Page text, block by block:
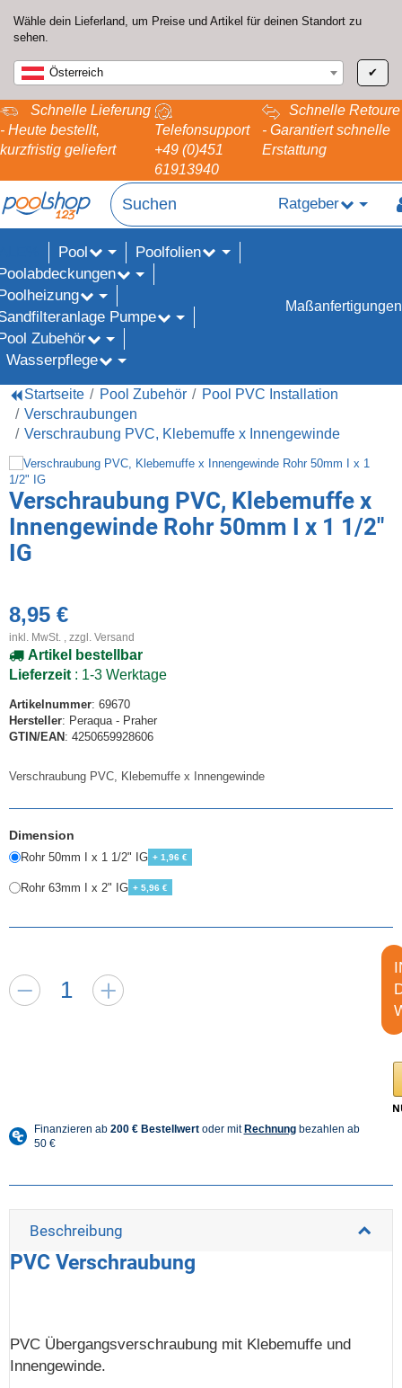
Wähle dein Lieferland, um Preise und Artikel für deinen Standort zu
sehen.
Österreich ✔
Schnelle Lieferung
- Heute bestellt,
kurzfristig geliefert
Telefonsupport
+49 (0)451
61913940
Schnelle Retoure
- Garantiert schnelle
Erstattung
Ratgeber
Pool
Poolfolien
Pumpe
Zubehör
Wasserpflege
Maßanfertigungen
Startseite Pool Zubehör
Pool PVC Installation
Verschraubungen
Verschraubung PVC, Klebemuffe x Innengewinde
Verschraubung PVC, Klebemuffe x
Innengewinde Rohr 50mm I x 1 1/2"
IG
8,95 €
inkl. MwSt. , zzgl. Versand
Artikel bestellbar
Lieferzeit : 1-3 Werktage
Artikelnummer: 69670
Hersteller: Peraqua - Praher
GTIN/EAN : 4250659928606
Verschraubung PVC, Klebemuffe x Innengewinde
Dimension
Rohr 50mm I x 1 1/2" IG + 1,96 €
Rohr 63mm I x 2" IG + 5,96 €
Beschreibung
PVC Verschraubung
PVC Übergangsverschraubung mit Klebemuffe und
Innengewinde.